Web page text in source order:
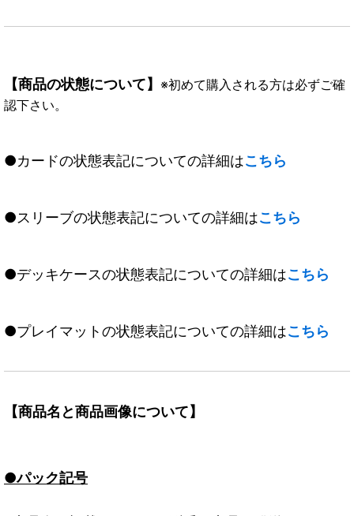
【商品の状態について】 ※初めて購入される方は必ずご確
認下さい。
●カードの状態表記についての詳細はこちら
●スリーブの状態表記についての詳細はこちら
●デッキケースの状態表記についての詳細はこちら
●プレイマットの状態表記についての詳細はこちら
【商品名と商品画像について】
●パック記号